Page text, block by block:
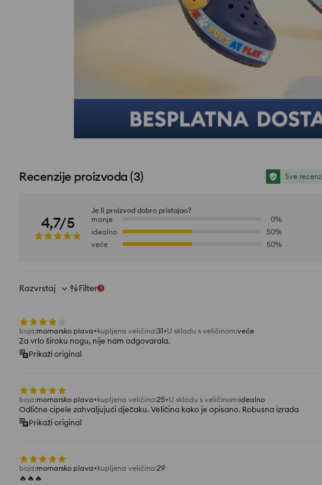
Recenzije proizvoda (3) Sve
4,7/5
Je li proizvod dobro pristajao?
manje
0%
idealno
50%
veće
50%
Razvrstaj Filter 1
boja:mornarsko plava kupljena veličina:31 U skladu s veličinom:veće
Za vrlo široku nogu, nije nam odgovarala.
Prikaži original
boja:mornarsko plava kupljena veličina:25 U skladu s veličinom:idealno
Odlične cipele zahvaljujući dječaku. Veličina kako je opisano. Robusna izrada
Prikaži original
boja:mornarsko plava kupljena veličina:29
🔥🔥🔥